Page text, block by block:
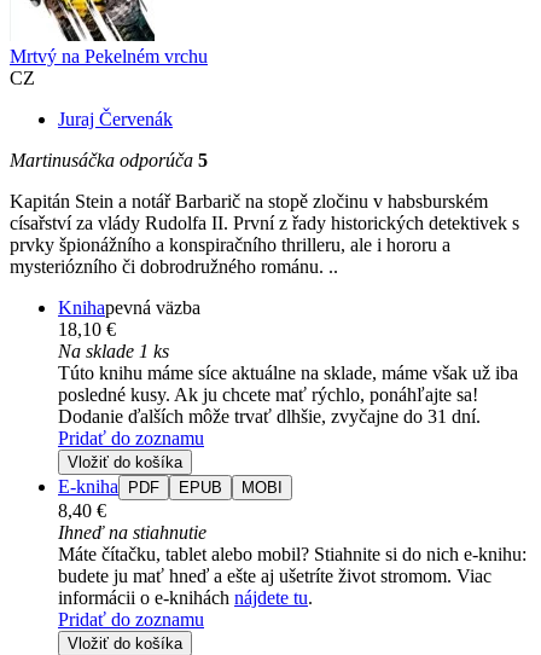
Mrtvý na Pekelném vrchu
CZ
Juraj Červenák
Martinusáčka odporúča 5
Kapitán Stein a notář Barbarič na stopě zločinu v habsburském
císařství za vlády Rudolfa II. První z řady historických detektivek s
prvky špionážního a konspiračního thrilleru, ale i hororu a
mysteriózního či dobrodružného románu. ..
Knihapevná väzba
18,10 €
Na sklade 1 ks
Túto knihu máme síce aktuálne na sklade, máme však už iba
posledné kusy. Ak ju chcete mať rýchlo, ponáhľajte sa!
Dodanie ďalších môže trvať dlhšie, zvyčajne do 31 dní.
Pridať do zoznamu
Vložiť do košíka
E-kniha PDF EPUB MOBI
8,40 €
Ihneď na stiahnutie
Máte čítačku, tablet alebo mobil? Stiahnite si do nich e-knihu:
budete ju mať hneď a ešte aj ušetríte život stromom. Viac
informácii o e-knihách nájdete tu.
Pridať do zoznamu
Vložiť do košíka